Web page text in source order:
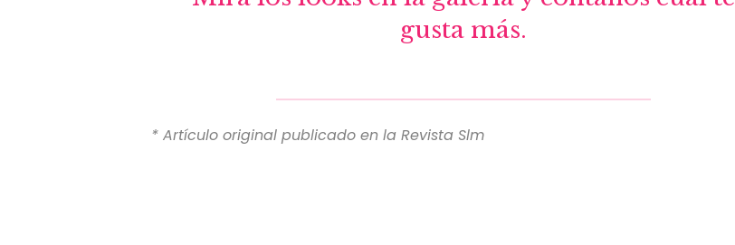
gusta más.
* Artículo original publicado en la Revista Slm